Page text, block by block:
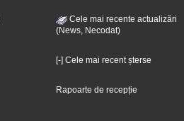
Cele mai recente actualizări
(News, Necodat)
[-] Cele mai recent șterse
Rapoarte de recepție